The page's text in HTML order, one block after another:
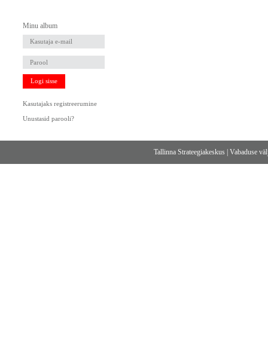
Minu album
Logi sisse
Kasutajaks registreerumine
Unustasid parooli?
Tallinna Strateegiakeskus |Vabaduse